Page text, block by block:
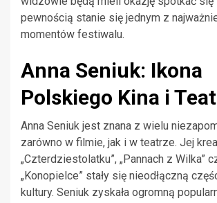
pewnością stanie się jednym z
momentów festiwalu.
Anna Seniuk: Ikona
Polskiego Kina i
Anna Seniuk jest znana z wielu
zarówno w filmie, jak i w teatrze. Jej
„Czterdziestolatku”, „Pannach z Wilka”
„Konopielce” stały się nieodłączną
kultury. Seniuk zyskała ogromną